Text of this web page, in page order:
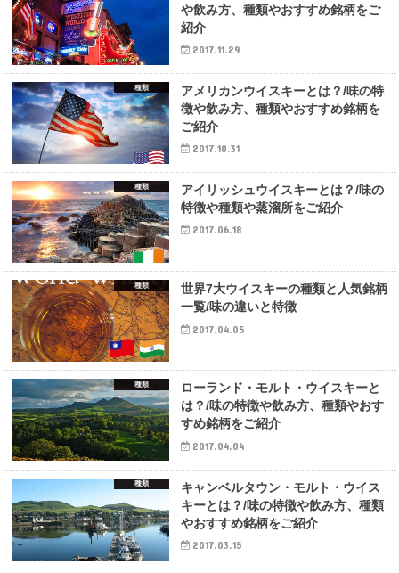
や飲み方、種類やおすすめ銘柄をご
紹介
2017.11.29
種類
アメリカンウイスキーとは？/味の特
徴や飲み方、種類やおすすめ銘柄を
ご紹介
2017.10.31
種類
アイリッシュウイスキーとは？/味の
特徴や種類や蒸溜所をご紹介
2017.06.18
種類
世界7大ウイスキーの種類と人気銘柄
一覧/味の違いと特徴
2017.04.05
種類
ローランド・モルト・ウイスキーと
は？/味の特徴や飲み方、種類やおす
すめ銘柄をご紹介
2017.04.04
種類
キャンベルタウン・モルト・ウイス
キーとは？/味の特徴や飲み方、種類
やおすすめ銘柄をご紹介
2017.03.15